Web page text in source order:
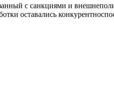
с санкциями и
оставались